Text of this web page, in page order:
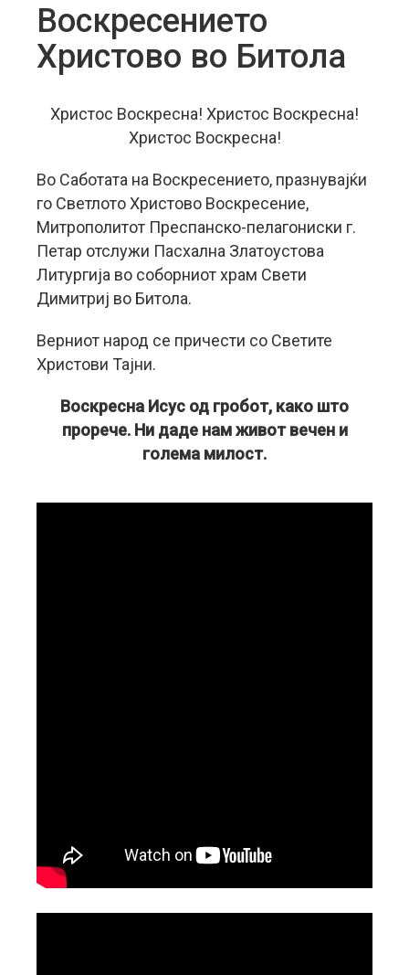
Воскресението
Христово во Битола
Христос Воскресна! Христос Воскресна!
Христос Воскресна!
Во Саботата на Воскресението, празнувајќи
го Светлото Христово Воскресение,
Митрополитот Преспанско-пелагониски г.
Петар отслужи Пасхална Златоустова
Литургија во соборниот храм Свети
Димитриј во Битола.
Верниот народ се причести со Светите
Христови Тајни.
Воскресна Исус од гробот, како што
прорече. Ни даде нам живот вечен и
голема милост.